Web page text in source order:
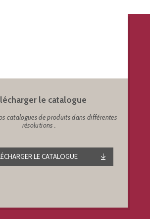
le catalogue
catalogues de produits dans différentes
résolutions .
LE CATALOGUE